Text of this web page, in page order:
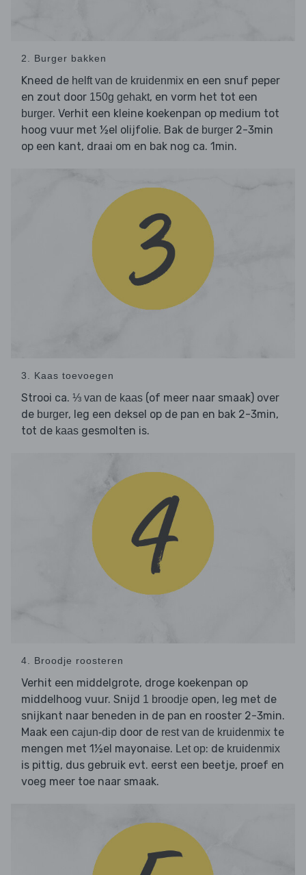
2. Burger bakken
Kneed de helft van de kruidenmix en een snuf peper
en zout door 150g gehakt, en vorm het tot een
burger. Verhit een kleine koekenpan op medium tot
hoog vuur met ½el olijfolie. Bak de burger 2-3min
op een kant, draai om en bak nog ca. 1min.
3. Kaas toevoegen
Strooi ca. ⅓ van de kaas (of meer naar smaak) over
de burger, leg een deksel op de pan en bak 2-3min,
tot de kaas gesmolten is.
4. Broodje roosteren
Verhit een middelgrote, droge koekenpan op
middelhoog vuur. Snijd 1 broodje open, leg met de
snijkant naar beneden in de pan en rooster 2-3min.
Maak een cajun-dip door de rest van de kruidenmix te
mengen met 1½el mayonaise. Let op: de kruidenmix
is pittig, dus gebruik evt. eerst een beetje, proef en
voeg meer toe naar smaak.